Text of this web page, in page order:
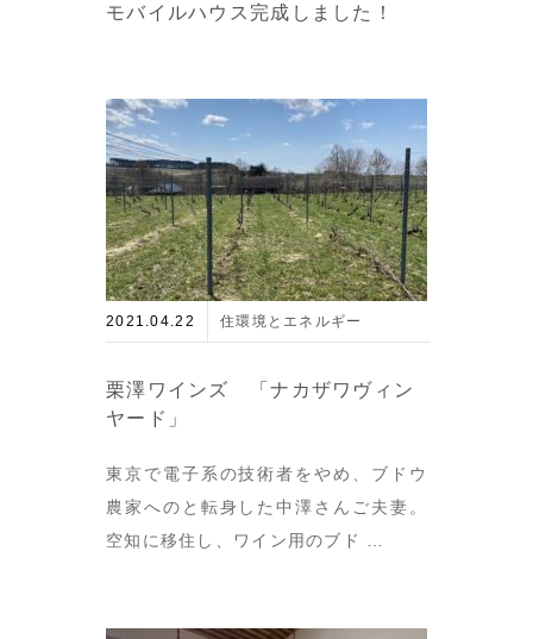
モバイルハウス完成しました！
2021.04.22 住環境とエネルギー
栗澤ワインズ 「ナカザワヴィン
ヤード」
東京で電子系の技術者をやめ、ブドウ
農家へのと転身した中澤さんご夫妻。
空知に移住し、ワイン用のブド …